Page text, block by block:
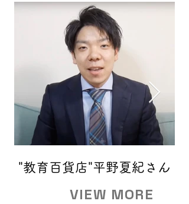
"教育百貨店"平野夏紀さん
VIEW MORE